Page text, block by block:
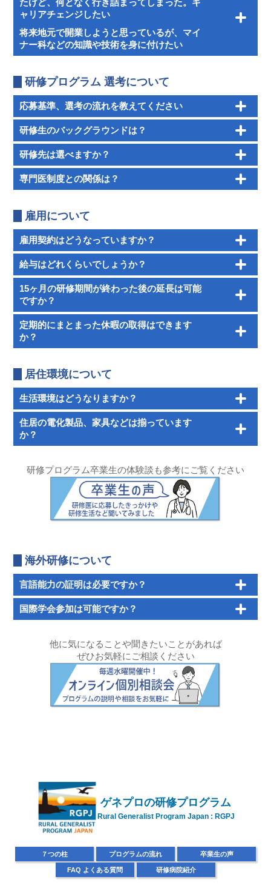
たけど、何となく行き詰まってしまった。キ
ャリアチェンジしたい
将来地元で開業しようと思っているが、マイ
ナー科などの知識や技術を身に付けたい
研修プログラム 選考について
応募基準、選考の流れを教えてください
研修生のバックグラウンドは？
研修先は選べますか？
専門医制度との関係は？
雇用について
雇用契約はどうなっていますか？
給与はどれくらいでしょうか？
15ヶ月の研修期間が終わった後の延長は可能
ですか？
定期的にまとまった休暇の取得はできます
か？
居住環境について
生活環境はどうなりますか？
住居の電化製品、家具などは揃っています
か？
研修プログラム卒業生の体験談も参考にご覧ください
海外研修について
言語能力の証明は必要ですか？
国際学会参加は可能ですか？
他に気になることや聞きたいことがあれば
ぜひお気軽にご相談ください
ゲネプロの研修プログラム
Rural Generalist Program Japan : RGPJ
７つの柱 プログラムの流れ 卒業生の声
FAQ よくある質問 研修病院紹介